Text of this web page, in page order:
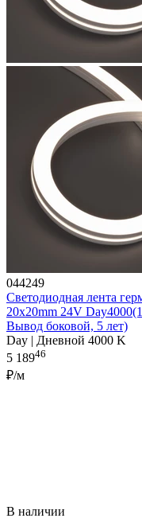
044249
Светодиодная лента
20x20mm 24V
Вывод боковой, 5 лет)
Day | Дневной 4000 K
5 18946
₽/м
В наличии